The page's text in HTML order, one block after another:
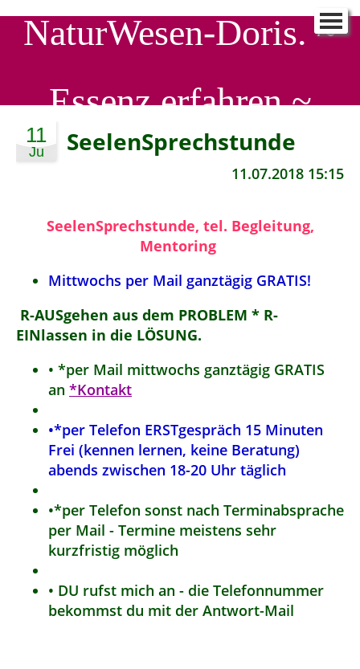
NaturWesen-Doris. ~
Essenz erfahren ~
11
Ju SeelenSprechstunde
11.07.2018 15:15
SeelenSprechstunde, tel. Begleitung,
Mentoring
Mittwochs per Mail ganztägig GRATIS!
R-AUSgehen aus dem PROBLEM * R-
EINlassen in die LÖSUNG.
• *per Mail mittwochs ganztägig GRATIS
an *Kontakt
•*per Telefon ERSTgespräch 15 Minuten
Frei (kennen lernen, keine Beratung)
abends zwischen 18-20 Uhr täglich
•*per Telefon sonst nach Terminabsprache
per Mail - Termine meistens sehr
kurzfristig möglich
• DU rufst mich an - die Telefonnummer
bekommst du mit der Antwort-Mail
NaturWesen-Doris. ▼
90 Tage - ein Neues ICH
SeelenWirkstatt